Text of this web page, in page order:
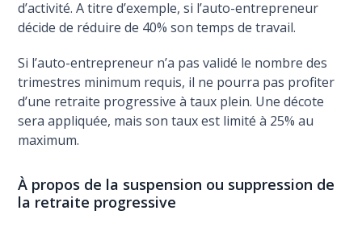
d’activité. A titre d’exemple, si l’auto-entrepreneur
décide de réduire de 40% son temps de travail.
Si l’auto-entrepreneur n’a pas validé le nombre des
trimestres minimum requis, il ne pourra pas profiter
d’une retraite progressive à taux plein. Une décote
sera appliquée, mais son taux est limité à 25% au
maximum.
À propos de la suspension ou suppression de
la retraite progressive